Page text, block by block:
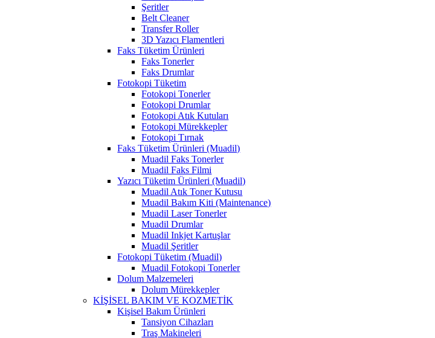
Şeritler
Belt Cleaner
Transfer Roller
3D Yazıcı Flamentleri
Faks Tüketim Ürünleri
Faks Tonerler
Faks Drumlar
Fotokopi Tüketim
Fotokopi Tonerler
Fotokopi Drumlar
Fotokopi Atık Kutuları
Fotokopi Mürekkepler
Fotokopi Tırnak
Faks Tüketim Ürünleri (Muadil)
Muadil Faks Tonerler
Muadil Faks Filmi
Yazıcı Tüketim Ürünleri (Muadil)
Muadil Atık Toner Kutusu
Muadil Bakım Kiti (Maintenance)
Muadil Laser Tonerler
Muadil Drumlar
Muadil Inkjet Kartuşlar
Muadil Şeritler
Fotokopi Tüketim (Muadil)
Muadil Fotokopi Tonerler
Dolum Malzemeleri
Dolum Mürekkepler
KİŞİSEL BAKIM VE KOZMETİK
Kişisel Bakım Ürünleri
Tansiyon Cihazları
Traş Makineleri